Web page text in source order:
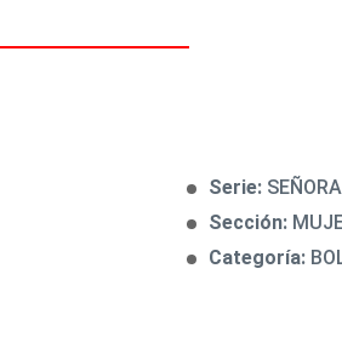
Serie: SEÑORA
Sección:
Categoría: